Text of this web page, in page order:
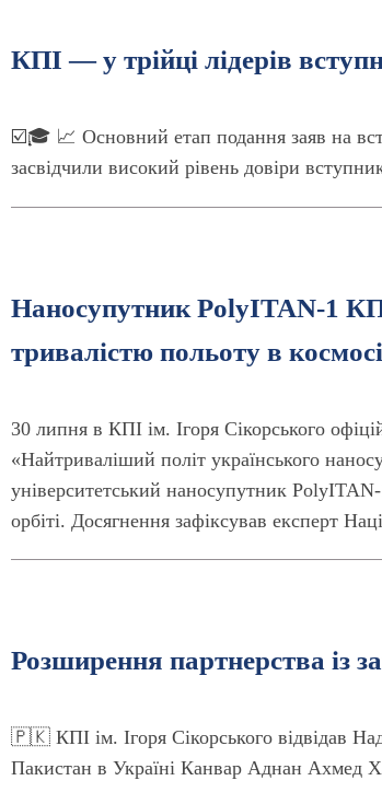
КПІ — у трійці лідерів
☑️🎓 📈 Основний етап подання заяв на
засвідчили високий рівень довіри
Наносупутник PolyITAN-1
тривалістю польоту в космосі
30 липня в КПІ ім. Ігоря Сікорського
«Найтриваліший політ українського
університетський наносупутник
орбіті. Досягнення зафіксував експерт
Розширення партнерства із
🇵🇰 КПІ ім. Ігоря Сікорського відвідав
Пакистан в Україні Канвар Аднан Ахмед